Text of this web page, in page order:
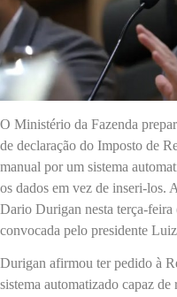
O Ministério da Fazenda
de declaração do Imposto de
manual por um sistema
os dados em vez de inseri-los.
Dario Durigan nesta terça-
convocada pelo presidente
Durigan afirmou ter pedido à
sistema automatizado capaz